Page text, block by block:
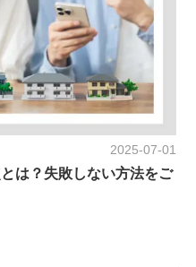
2025-07-01
は？失敗しない方法をご